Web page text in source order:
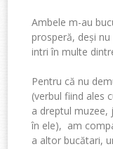
Ambele m-au
prosperă, deși
intri în multe
Pentru că nu
(verbul fiind ales
a dreptul muzee,
în ele), am
a altor bucătari,